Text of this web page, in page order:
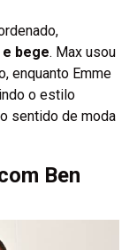
bege. Max usou
enquanto Emme
o estilo
sentido de moda
Ben